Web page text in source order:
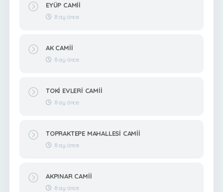
EYÜP CAMİİ
8 ay önce
AK CAMİİ
8 ay önce
TOKİ EVLERİ CAMİİ
8 ay önce
TOPRAKTEPE MAHALLESİ CAMİİ
8 ay önce
AKPINAR CAMİİ
8 ay önce